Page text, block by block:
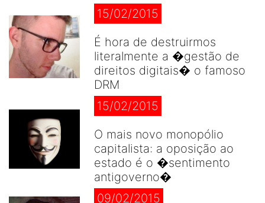
15/02/2015
É hora de destruirmos
literalmente a �gestão de
direitos digitais� o famoso
DRM
15/02/2015
O mais novo monopólio
capitalista: a oposição ao
estado é o �sentimento
antigoverno�
09/02/2015